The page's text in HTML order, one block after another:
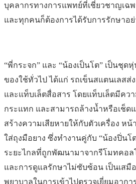
บุคลากรทางการแพทย์ที่เชี่ยวชาญเฉ
และทุกคนก็ต้องการได้รับการรักษาอย่
“พี่กระจก” และ “น้องเป็นโต” เป็นชุ
ของใช้ทั่วไป ได้แก่ รถเข็นสแตนเลสส่
และแท็บเล็ตสื่อสาร โดยแท็บเล็ตมีคว
กระแทก และสามารถล้างน้ำหรือเช็ด
สร้างความเสียหายให้กับตัวเครื่อง ห
ใส่ถุงมือยาง ซึ่งทำงานคู่กับ “น้องปิ่นโ
ระยะไกลที่ถูกพัฒนามาจากรีโมทคอล
และการดูแลรักษาไม่ซับซ้อน เป็นเส
พยาบาลในการเข้าไปตรวจเยี่ยมอาก